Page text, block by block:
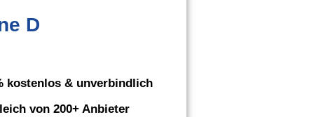
D
kostenlos & unverbindlich
von 200+ Anbieter